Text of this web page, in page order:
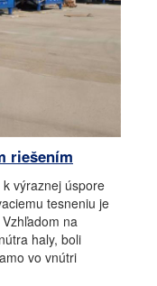
riešením
výraznej úspore
tesneniu je
na
haly, boli
vo vnútri